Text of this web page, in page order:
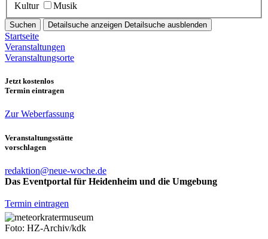
Kultur
Musik
Suchen Detailsuche anzeigen Detailsuche ausblenden
Startseite
Veranstaltungen
Veranstaltungsorte
Jetzt kostenlos
Termin eintragen
Zur Weberfassung
Veranstaltungsstätte
vorschlagen
redaktion@neue-woche.de
Das Eventportal für Heidenheim und die Umgebung
Termin eintragen
Foto: HZ-Archiv/kdk